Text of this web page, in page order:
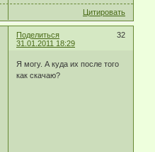
Цитировать
Поделиться
32
31.01.2011 18:29
Я могу. А куда их после того
как скачаю?